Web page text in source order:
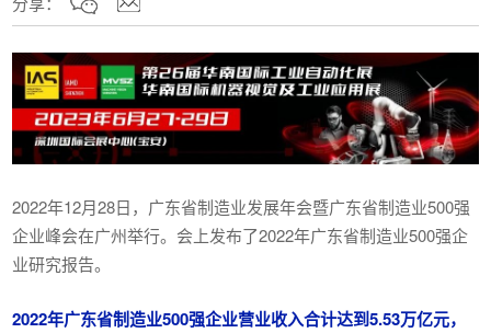
2022年12月28日，广东省制造业发展年会暨广东省制造业500强
企业峰会在广州举行。会上发布了2022年广东省制造业500强企
业研究报告。
2022年广东省制造业500强企业营业收入合计达到5.53万亿元，